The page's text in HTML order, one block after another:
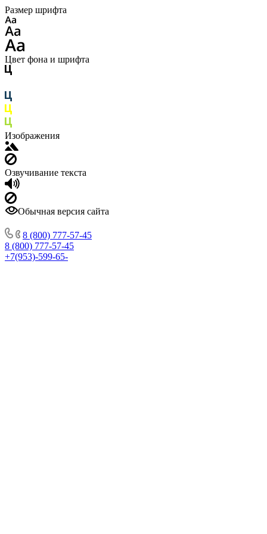
Размер шрифта
Цвет фона и шрифта
Изображения
Озвучивание текста
Обычная версия сайта
8 (800) 777-57-45
8 (800) 777-57-45
+7(953)-599-65-